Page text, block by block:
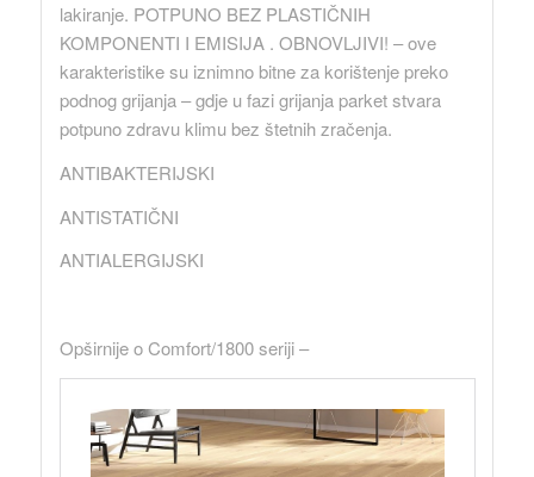
lakiranje. POTPUNO BEZ PLASTIČNIH
KOMPONENTI I EMISIJA . OBNOVLJIVI! – ove
karakteristike su iznimno bitne za korištenje preko
podnog grijanja – gdje u fazi grijanja parket stvara
potpuno zdravu klimu bez štetnih zračenja.
ANTIBAKTERIJSKI
ANTISTATIČNI
ANTIALERGIJSKI
Opširnije o Comfort/1800 seriji –